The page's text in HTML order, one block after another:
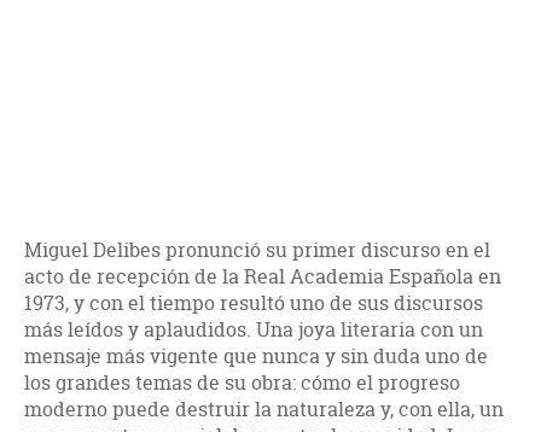
Miguel Delibes pronunció su primer discurso en el
acto de recepción de la Real Academia Española en
1973, y con el tiempo resultó uno de sus discursos
más leídos y aplaudidos. Una joya literaria con un
mensaje más vigente que nunca y sin duda uno de
los grandes temas de su obra: cómo el progreso
moderno puede destruir la naturaleza y, con ella, un